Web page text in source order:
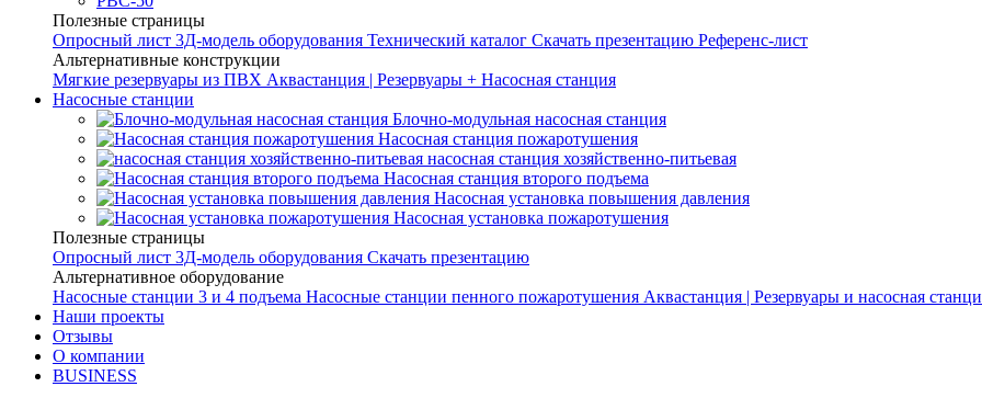
Полезные страницы
Опросный лист 3Д-модель оборудования Технический каталог Скачать презентацию Референс-лист
Альтернативные конструкции
Мягкие резервуары из ПВХ Аквастанция | Резервуары + Насосная станция
Насосные станции
Блочно-модульная насосная станция
Насосная станция пожаротушения
насосная станция хозяйственно-питьевая
Насосная станция второго подъема
Насосная установка повышения давления
Насосная установка пожаротушения
Полезные страницы
Опросный лист 3Д-модель оборудования Скачать презентацию
Альтернативное оборудование
Насосные станции 3 и 4 подъема Насосные станции пенного пожаротушения Аквастанция | Резервуары и насосная
Наши проекты
Отзывы
О компании
BUSINESS